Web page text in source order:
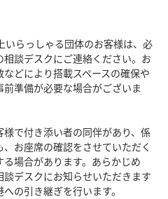
いらっしゃる団体のお客様は、必
談デスクにご連絡ください。お
どにより搭載スペースの確保や
準備が必要な場合がございま
で付き添い者の同伴があり、係
お座席の確認をさせていただく
場合があります。あらかじめ
デスクにお知らせいただきます
の引き継ぎを行います。